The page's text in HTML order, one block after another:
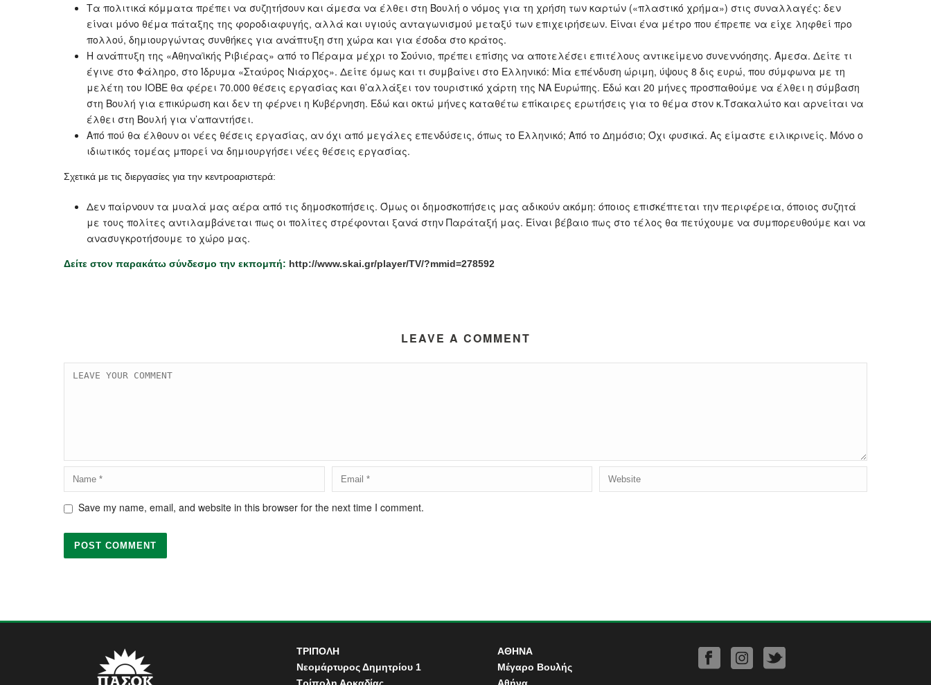
Τα πολιτικά κόμματα πρέπει να συζητήσουν και άμεσα να έλθει στη Βουλή ο νόμος για τη χρήση των καρτών («πλαστικό χρήμα») στις συναλλαγές: δεν
είναι μόνο θέμα πάταξης της φοροδιαφυγής, αλλά και υγιούς ανταγωνισμού μεταξύ των επιχειρήσεων. Είναι ένα μέτρο που έπρεπε να είχε ληφθεί προ
πολλού, δημιουργώντας συνθήκες για ανάπτυξη στη χώρα και για έσοδα στο κράτος.
Η ανάπτυξη της «Αθηναϊκής Ριβιέρας» από το Πέραμα μέχρι το Σούνιο, πρέπει επίσης να αποτελέσει επιτέλους αντικείμενο συνεννόησης. Άμεσα. Δείτε τι
έγινε στο Φάληρο, στο Ίδρυμα «Σταύρος Νιάρχος». Δείτε όμως και τι συμβαίνει στο Ελληνικό: Μία επένδυση ώριμη, ύψους 8 δις ευρώ, που σύμφωνα με τη
μελέτη του ΙΟΒΕ θα φέρει 70.000 θέσεις εργασίας και θ’αλλάξει τον τουριστικό χάρτη της ΝΑ Ευρώπης. Εδώ και 20 μήνες προσπαθούμε να έλθει η σύμβαση
στη Βουλή για επικύρωση και δεν τη φέρνει η Κυβέρνηση. Εδώ και οκτώ μήνες καταθέτω επίκαιρες ερωτήσεις για το θέμα στον κ.Τσακαλώτο και αρνείται να
έλθει στη Βουλή για ν’απαντήσει.
Από πού θα έλθουν οι νέες θέσεις εργασίας, αν όχι από μεγάλες επενδύσεις, όπως το Ελληνικό; Από το Δημόσιο; Όχι φυσικά. Ας είμαστε ειλικρινείς. Μόνο ο
ιδιωτικός τομέας μπορεί να δημιουργήσει νέες θέσεις εργασίας.
Σχετικά με τις διεργασίες για την κεντροαριστερά:
Δεν παίρνουν τα μυαλά μας αέρα από τις δημοσκοπήσεις. Όμως οι δημοσκοπήσεις μας αδικούν ακόμη: όποιος επισκέπτεται την περιφέρεια, όποιος συζητά
με τους πολίτες αντιλαμβάνεται πως οι πολίτες στρέφονται ξανά στην Παράταξή μας. Είναι βέβαιο πως στο τέλος θα πετύχουμε να συμπορευθούμε και να
ανασυγκροτήσουμε το χώρο μας.
Δείτε στον παρακάτω σύνδεσμο την εκπομπή: http://www.skai.gr/player/TV/?mmid=278592
LEAVE A COMMENT
Save my name, email, and website in this browser for the next time I comment.
ΤΡΙΠΟΛΗ
Νεομάρτυρος Δημητρίου 1
ΑΘΗΝΑ
Μέγαρο Βουλής